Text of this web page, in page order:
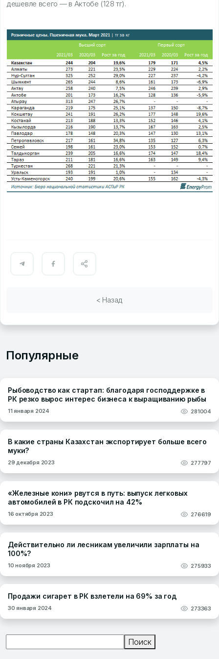
дешевле всего — в Актобе (128 тг).
< Назад
Популярные
Рыбоводство как стартап: благодаря господдержке в
РК резко вырос интерес бизнеса к выращиванию рыбы
11 января 2024 281004
В какие страны Казахстан экспортирует больше всего
муки?
29 декабря 2023 277797
«Железные кони» рвутся в путь: выпуск легковых
автомобилей в РК подскочил на 42%
16 октября 2023 276619
Действительно ли лесникам увеличили зарплаты на
100%?
10 ноября 2023 275933
Продажи сигарет в РК взлетели на 69% за год
30 января 2024 273363
Поиск